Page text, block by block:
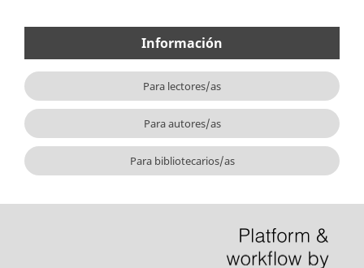
Información
Para lectores/as
Para autores/as
Para bibliotecarios/as